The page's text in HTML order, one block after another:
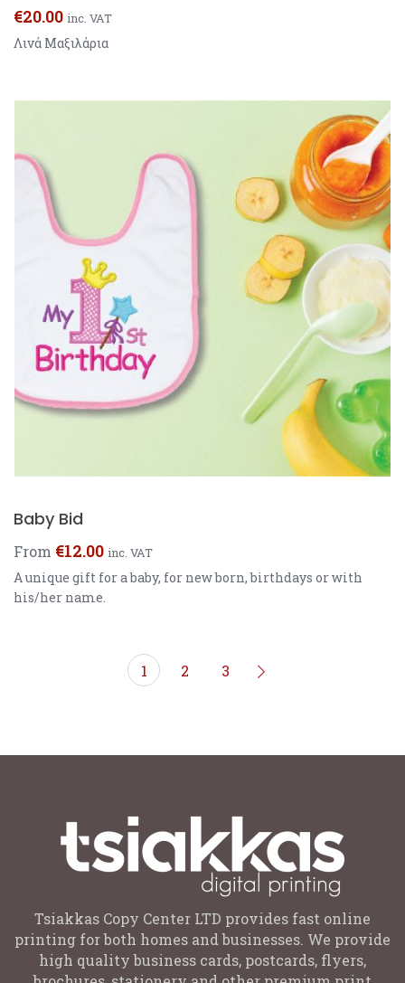
€20.00 inc. VAT
Λινά Μαξιλάρια
Baby Bid
From €12.00 inc. VAT
A unique gift for a baby, for new born, birthdays or with
his/her name.
1 2 3
Tsiakkas Copy Center LTD provides fast online
printing for both homes and businesses. We provide
high quality business cards, postcards, flyers,